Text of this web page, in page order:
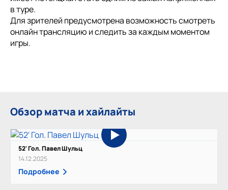
в туре.
Для зрителей предусмотрена возможность смотреть
онлайн трансляцию и следить за каждым моментом
игры.
Обзор матча и хайлайты
52' Гол. Павел Шульц
14.12.2025
Подробнее